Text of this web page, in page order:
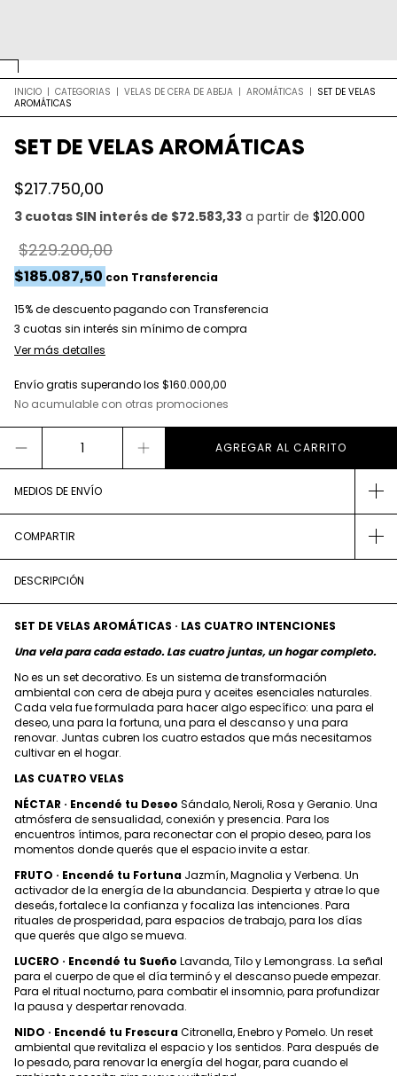
INICIO | CATEGORIAS | VELAS DE CERA DE ABEJA | AROMÁTICAS | SET DE VELAS
AROMÁTICAS
SET DE VELAS AROMÁTICAS
$217.750,00
3 cuotas SIN interés de $72.583,33 a partir de $120.000
$229.200,00
$185.087,50 con Transferencia
15% de descuentopagando con Transferencia
Ver más detalles
Envío gratis superando los $160.000,00
No acumulable con otras promociones
MEDIOS DE ENVÍO
COMPARTIR
DESCRIPCIÓN
SET DE VELAS AROMÁTICAS · LAS CUATRO INTENCIONES
Una vela para cada estado. Las cuatro juntas, un hogar completo.
No es un set decorativo. Es un sistema de transformación
ambiental con cera de abeja pura y aceites esenciales naturales.
Cada vela fue formulada para hacer algo específico: una para el
deseo, una para la fortuna, una para el descanso y una para
renovar. Juntas cubren los cuatro estados que más necesitamos
cultivar en el hogar.
LAS CUATRO VELAS
NÉCTAR · Encendé tu Deseo Sándalo, Neroli, Rosa y Geranio. Una
atmósfera de sensualidad, conexión y presencia. Para los
encuentros íntimos, para reconectar con el propio deseo, para los
momentos donde querés que el espacio invite a estar.
FRUTO · Encendé tu Fortuna Jazmín, Magnolia y Verbena. Un
activador de la energía de la abundancia. Despierta y atrae lo que
deseás, fortalece la confianza y focaliza las intenciones. Para
rituales de prosperidad, para espacios de trabajo, para los días
que querés que algo se mueva.
LUCERO · Encendé tu Sueño Lavanda, Tilo y Lemongrass. La señal
para el cuerpo de que el día terminó y el descanso puede empezar.
Para el ritual nocturno, para combatir el insomnio, para profundizar
la pausa y despertar renovada.
NIDO · Encendé tu FrescuraCitronella, Enebro y Pomelo. Un reset
ambiental que revitaliza el espacio y los sentidos. Para después de
lo pesado, para renovar la energía del hogar, para cuando el